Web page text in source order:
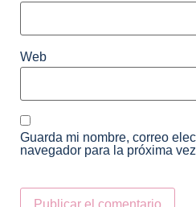
Web
Guarda mi nombre, correo
navegador para la próxima